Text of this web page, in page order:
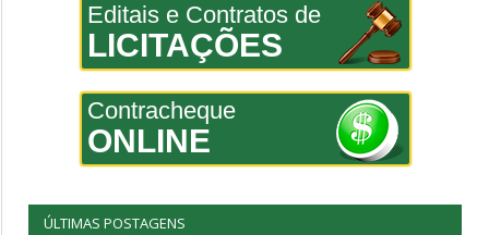
Editais e Contratos de
LICITAÇÕES
Contracheque
ONLINE
ÚLTIMAS POSTAGENS